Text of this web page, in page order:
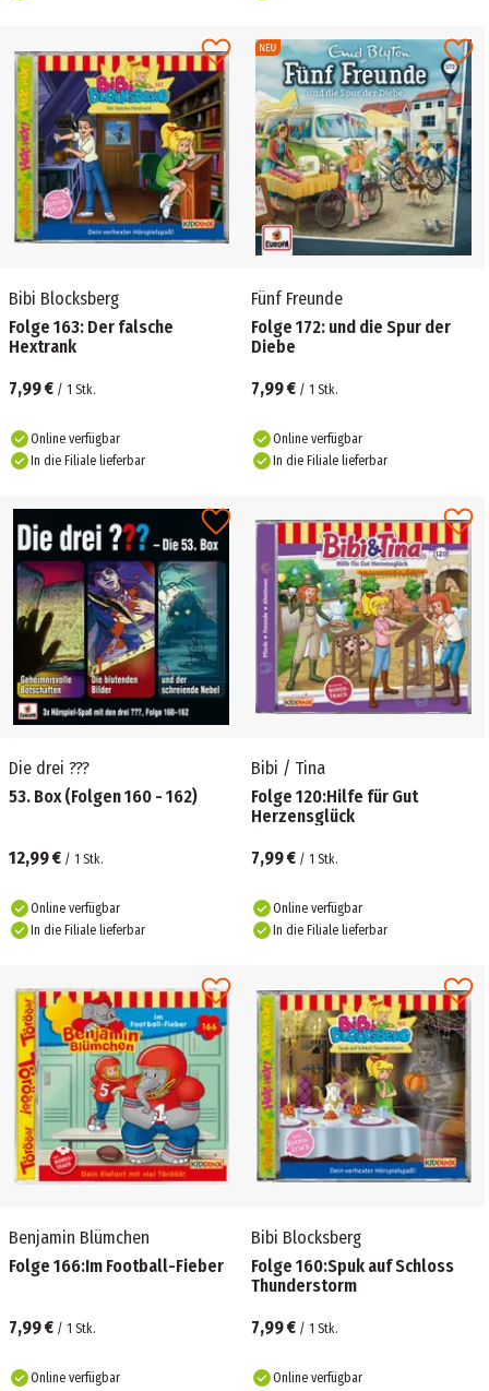
Bibi Blocksberg
Folge 163: Der falsche
Hextrank
7,99 € / 1 Stk.
Online verfügbar
In die Filiale lieferbar
Fünf Freunde
Folge 172: und die Spur der
Diebe
7,99 € / 1 Stk.
Online verfügbar
In die Filiale lieferbar
Die drei ???
53. Box (Folgen 160 - 162)
12,99 € / 1 Stk.
Online verfügbar
In die Filiale lieferbar
Bibi / Tina
Folge 120:Hilfe für Gut
Herzensglück
7,99 € / 1 Stk.
Online verfügbar
In die Filiale lieferbar
Benjamin Blümchen
Folge 166:Im Football-Fieber
7,99 € / 1 Stk.
Online verfügbar
Bibi Blocksberg
Folge 160:Spuk auf Schloss
Thunderstorm
7,99 € / 1 Stk.
Online verfügbar